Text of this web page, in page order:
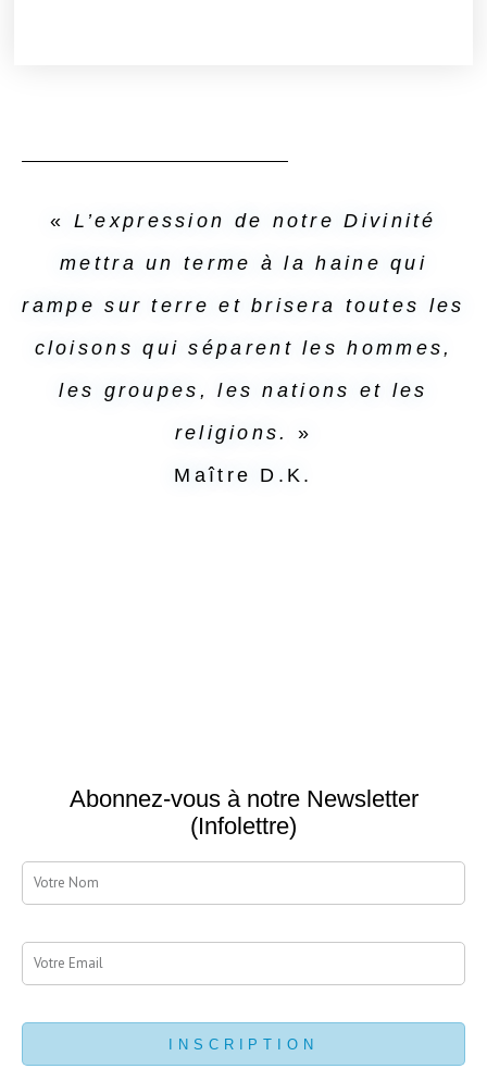
« L’expression de notre Divinité
mettra un terme à la haine qui
rampe sur terre et brisera toutes les
cloisons qui séparent les hommes,
les groupes, les nations et les
religions.
»
Maître D.K.
Abonnez-vous à notre Newsletter
(Infolettre)
nom
Email
INSCRIPTION